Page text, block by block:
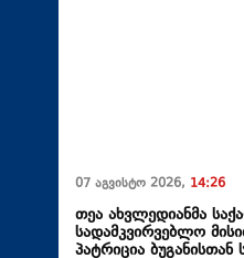
07 აგვისტო 2026, 14:26
თეა ახვლედიანმა
სადამკვირვებლო
პატრიცია